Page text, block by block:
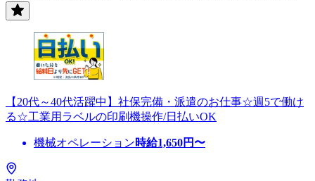
【20代～40代活躍中】社保完備・派遣のお仕事☆週5で働け
る☆工業用ラベルの印刷機操作/日払いOK
機械オペレーション時給1,650円〜